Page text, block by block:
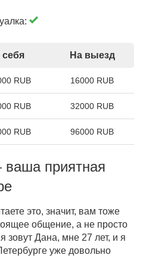
себя На выезд
RUB 16000 RUB
RUB 32000 RUB
RUB 96000 RUB
приятная
это, значит, вам тоже
общение, а не просто
Дана, мне 27 лет, и я
уже довольно